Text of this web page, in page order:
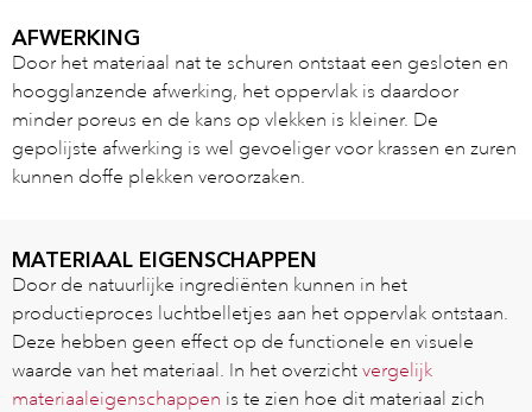
AFWERKING
Door het materiaal nat te schuren ontstaat een gesloten en
hoogglanzende afwerking, het oppervlak is daardoor
minder poreus en de kans op vlekken is kleiner. De
gepolijste afwerking is wel gevoeliger voor krassen en zuren
kunnen doffe plekken veroorzaken.
MATERIAAL EIGENSCHAPPEN
Door de natuurlijke ingrediënten kunnen in het
productieproces luchtbelletjes aan het oppervlak ontstaan.
Deze hebben geen effect op de functionele en visuele
waarde van het materiaal. In het overzicht vergelijk
materiaaleigenschappen is te zien hoe dit materiaal zich